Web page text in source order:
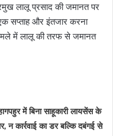
लालू प्रसाद की जमानत पर
सप्ताह और इंतजार करना
में लालू की तरफ से जमानत
में बिना साहूकारी लायसेंस के
न कार्रवाई का डर बल्कि दबंगई से